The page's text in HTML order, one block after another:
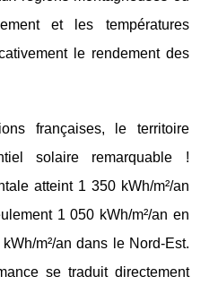
et les températures
le rendement des
françaises, le territoire
solaire remarquable !
atteint 1 350 kWh/m²/an
1 050 kWh/m²/an en
m²/an dans le Nord-Est.
se traduit directement